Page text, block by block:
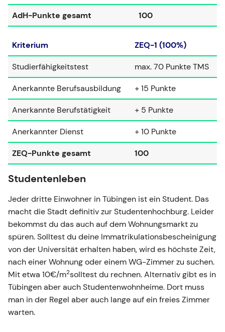
AdH-Punkte gesamt 100
Kriterium ZEQ-1 (100%)
Studierfähigkeitstest max. 70 Punkte TMS
Anerkannte Berufsausbildung + 15 Punkte
Anerkannte Berufstätigkeit + 5 Punkte
Anerkannter Dienst + 10 Punkte
ZEQ-Punkte gesamt 100
Studentenleben
Jeder dritte Einwohner in Tübingen ist ein Student. Das
macht die Stadt definitiv zur Studentenhochburg. Leider
bekommst du das auch auf dem Wohnungsmarkt zu
spüren. Solltest du deine Immatrikulationsbescheinigung
von der Universität erhalten haben, wird es höchste Zeit,
nach einer Wohnung oder einem WG-Zimmer zu suchen.
Mit etwa 10€/m2solltest du rechnen. Alternativ gibt es in
Tübingen aber auch Studentenwohnheime. Dort muss
man in der Regel aber auch lange auf ein freies Zimmer
warten.